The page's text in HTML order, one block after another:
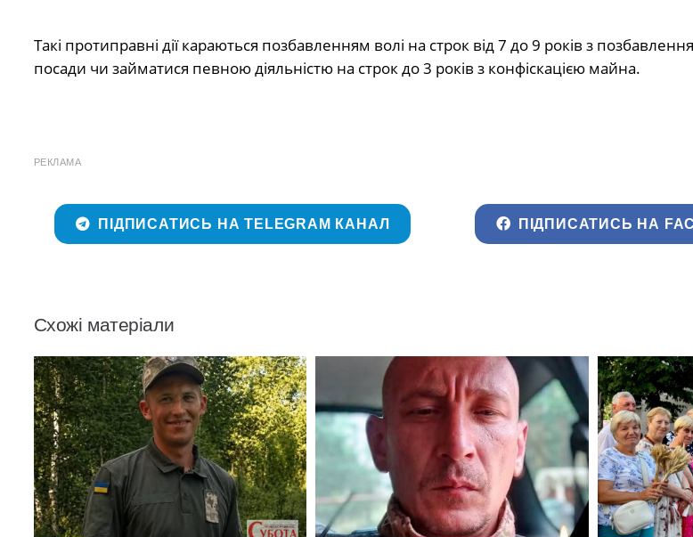
Такі протиправні дії караються позбавленням волі на строк від 7 до 9 років з
посади чи займатися певною діяльністю на строк до 3 років з конфіскацією майна.
РЕКЛАМА
ПІДПИСАТИСЬ НА TELEGRAM КАНАЛ ПІДПИСАТИСЬ НА
Схожі матеріали